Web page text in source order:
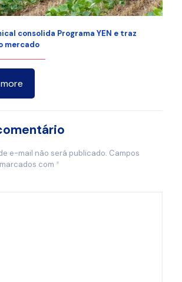
consolida Programa YEN e traz
mercado
e-mail não será publicado. Campos
com *